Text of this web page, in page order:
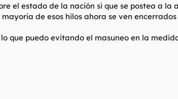
el estado de la nación si que se postea a
de esos hilos ahora se ven
que puedo evitando el masuneo en la